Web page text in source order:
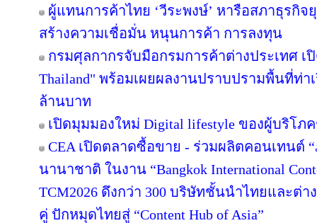
ผู้แทนการค้าไทย ‘วีระพงษ์’ หารือสภาธุรกิจ
สร้างความเชื่อมั่น หนุนการค้า การลงทุน
กรมศุลกากรจับมือกรมการค้าต่างประเทศ เ
Thailand" พร้อมเผยผลงานปราบปรามพื้นที่ท่า
ล้านบาท
เปิดมุมมองใหม่ Digital lifestyle ของผู้บริโภ
CEA เปิดตลาดซื้อขาย - ร่วมผลิตคอนเทนต์
นานาชาติ ในงาน “Bangkok International
TCM2026 ดึงกว่า 300 บริษัทชั้นนำไทยและต่า
คู่ ปักหมุดไทยสู่ “Content Hub of Asia”